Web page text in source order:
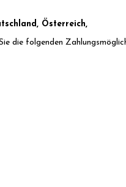
Österreich,
die folgenden